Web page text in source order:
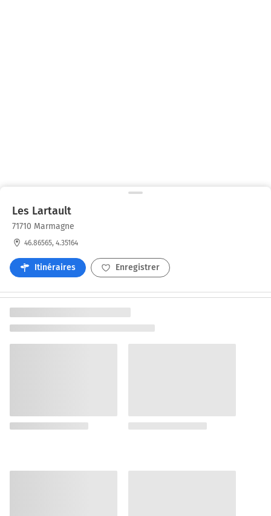
Les Lartault
71710 Marmagne
46.86565, 4.35164
Itinéraires Enregistrer